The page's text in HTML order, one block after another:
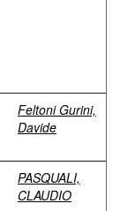
Feltoni Gurini,
Davide
PASQUALI,
CLAUDIO